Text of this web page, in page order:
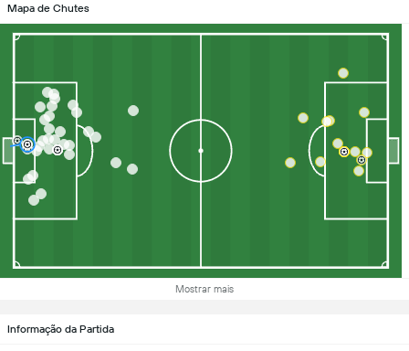
Mapa de Chutes
Mostrar mais
Informação da Partida